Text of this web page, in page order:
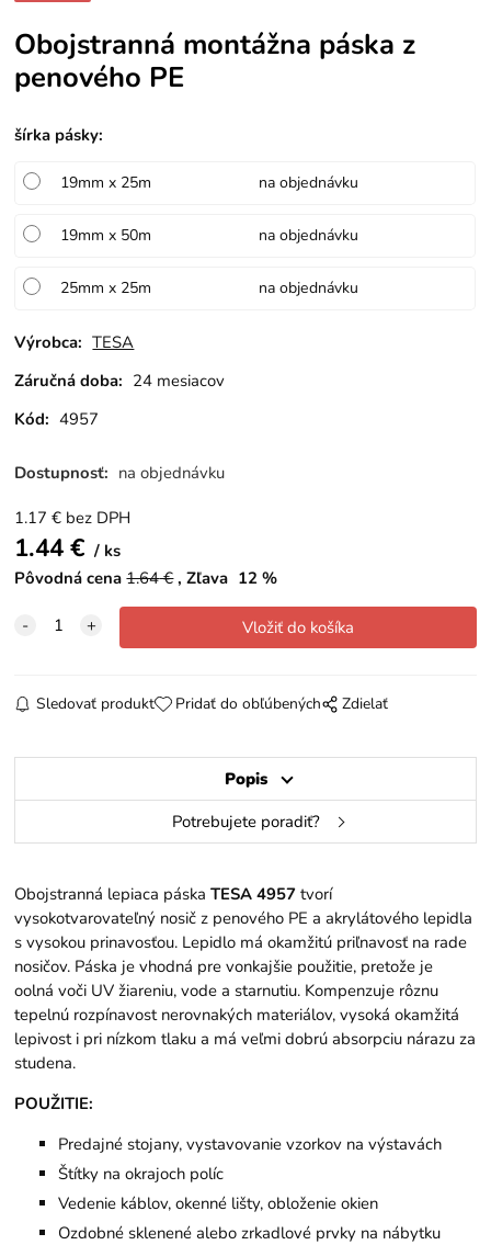
Obojstranná montážna páska z
penového PE
šírka pásky:
19mm x 25m na objednávku
19mm x 50m na objednávku
25mm x 25m na objednávku
Výrobca: TESA
Záručná doba: 24 mesiacov
Kód: 4957
Dostupnosť: na objednávku
1.17 € bez DPH
1.44€
ks
Pôvodná cena 1.64€ Zľava 12 %
Sledovať produkt Pridať do obľúbených Zdielať
Popis
Potrebujete poradiť?
Obojstranná lepiaca páskaTESA 4957 tvorí
vysokotvarovateľný nosič z penového PE a akrylátového lepidla
s vysokou prinavosťou. Lepidlo má okamžitú priľnavosť na rade
nosičov. Páska je vhodná pre vonkajšie použitie, pretože je
oolná voči UV žiareniu, vode a starnutiu. Kompenzuje rôznu
tepelnú rozpínavost nerovnakých materiálov, vysoká okamžitá
lepivost i pri nízkom tlaku a má veľmi dobrú absorpciu nárazu za
studena.
POUŽITIE:
Predajné stojany, vystavovanie vzorkov na výstavách
Štítky na okrajoch políc
Vedenie káblov, okenné lišty, obloženie okien
Ozdobné sklenené alebo zrkadlové prvky na nábytku